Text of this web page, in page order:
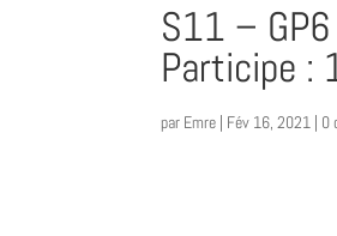
S11 –
Participe :
par Emre | Fév 16, 2021 | 0